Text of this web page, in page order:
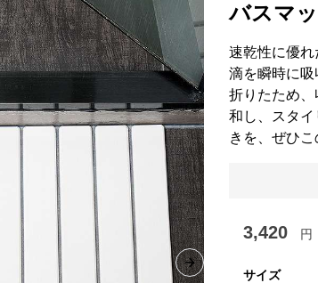
Next slide
バスマ
速乾性に優
滴を瞬時に
折りたため
和し、スタ
きを、ぜひこ
3,420 円
サイズ